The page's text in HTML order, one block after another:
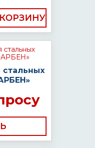
стальных